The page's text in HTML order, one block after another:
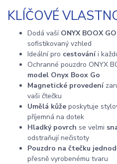
KLÍČOVÉ
Dodá vaší ONYX BOOX
sofistikovaný vzhled
Ideální pro cestováníi
Ochranné pouzdro ONYX
model Onyx Boox Go
Magnetické provedení
vaši čtečku
Umělá kůže poskytuje
příjemná na dotek
Hladký povrch se velmi
odstraňují nečistoty
Pouzdro na čtečku
přesně vyrobenému tvaru